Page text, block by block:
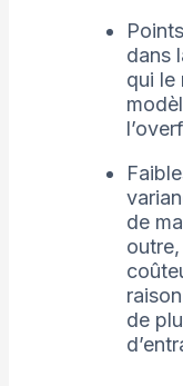
dans
qui le
de
de